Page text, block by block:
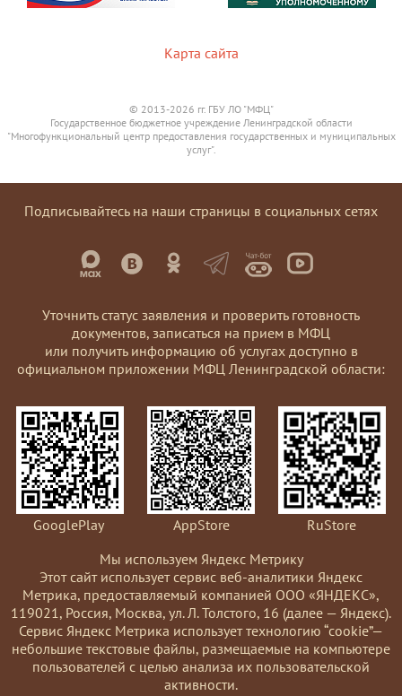
Карта сайта
© 2013-2026 гг. ГБУ ЛО "МФЦ"
Государственное бюджетное учреждение Ленинградской области
"Многофункциональный центр предоставления государственных и муниципальных
услуг".
Подписывайтесь на наши страницы в социальных сетях
Уточнить статус заявления и проверить готовность
документов, записаться на прием в МФЦ
или получить информацию об услугах доступно в
официальном приложении МФЦ Ленинградской области:
GooglePlay AppStore
RuStore
Мы используем Яндекс Метрику
Этот сайт использует сервис веб-аналитики Яндекс
Метрика, предоставляемый компанией ООО «ЯНДЕКС»,
119021, Россия, Москва, ул. Л. Толстого, 16 (далее — Яндекс).
Сервис Яндекс Метрика использует технологию “cookie”—
небольшие текстовые файлы, размещаемые на компьютере
пользователей с целью анализа их пользовательской
активности.